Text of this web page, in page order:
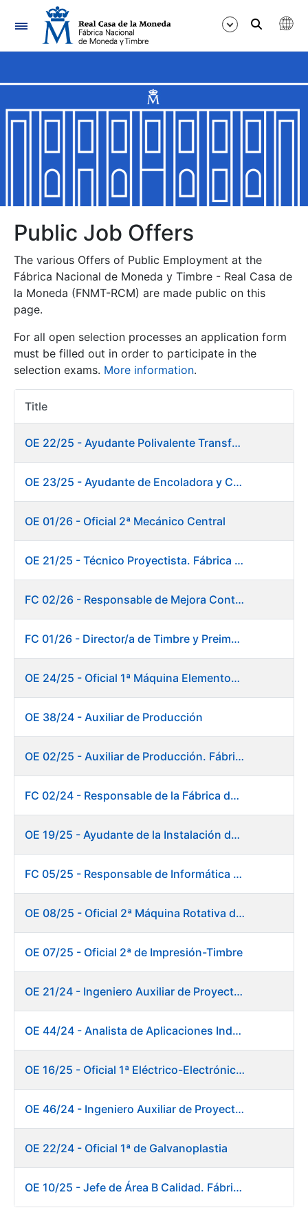
Navigation
Show/Hide
Show/Hide
Show/Hide
Show/Hide
Show/Hide
Show/Hide
Show/Hide
Public Job Offers
The various Offers of Public Employment at the
Fábrica Nacional de Moneda y Timbre - Real Casa de
la Moneda (FNMT-RCM) are made public on this
page.
For all open selection processes an application form
must be filled out in order to participate in the
selection exams. More information.
Title
Item
OE 22/25 - Ayudante Polivalente Transformados/Acabados
OE 23/25 - Ayudante de Encoladora y Calandra Máquina de Papel. Fábrica de Papel
OE 01/26 - Oficial 2ª Mecánico Central
OE 21/25 - Técnico Proyectista. Fábrica de Papel
FC 02/26 - Responsable de Mejora Continua - Burgos
FC 01/26 - Director/a de Timbre y Preimpresión
OE 24/25 - Oficial 1ª Máquina Elementos de Seguridad
OE 38/24 - Auxiliar de Producción
OE 02/25 - Auxiliar de Producción. Fábrica de Papel
FC 02/24 - Responsable de la Fábrica de Papel (Burgos)
OE 19/25 - Ayudante de la Instalación de Preparación de Pastas. Fábrica de Papel
FC 05/25 - Responsable de Informática de Sistemas y Atención a Usuarios
OE 08/25 - Oficial 2ª Máquina Rotativa de Sellos
OE 07/25 - Oficial 2ª de Impresión-Timbre
OE 21/24 - Ingeniero Auxiliar de Proyectos
OE 44/24 - Analista de Aplicaciones Industriales
OE 16/25 - Oficial 1ª Eléctrico-Electrónico Fábrica Papel
OE 46/24 - Ingeniero Auxiliar de Proyectos. Ceres
OE 22/24 - Oficial 1ª de Galvanoplastia
OE 10/25 - Jefe de Área B Calidad. Fábrica Papel